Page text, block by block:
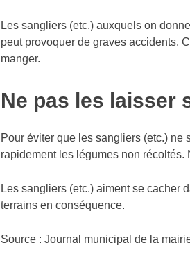
Les sangliers (etc.) auxquels on
peut provoquer de graves accidents.
manger.
Ne pas les laisser
Pour éviter que les sangliers (etc.) ne
rapidement les légumes non
Les sangliers (etc.) aiment se cacher
terrains en conséquence.
Source : Journal municipal de la